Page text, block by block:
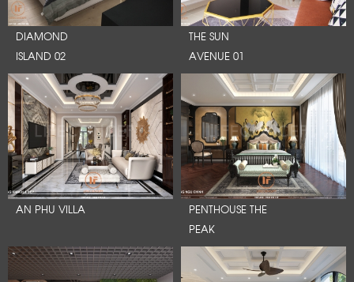
DIAMOND
ISLAND 02
THE SUN
AVENUE 01
AN PHU VILLA
PENTHOUSE THE
PEAK